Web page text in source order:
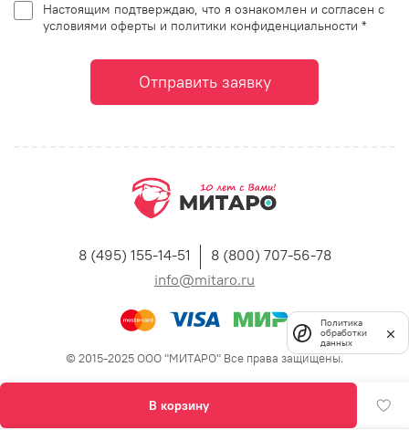
В корзину
Настоящим подтверждаю, что я ознакомлен и согласен с
условиями оферты и политики конфиденциальности *
Отправить заявку
8 (495) 155-14-51
8 (800) 707-56-78
info@mitaro.ru
© 2015-2025 ООО "МИТАРО" Все права защищены.
Политика
обработки
данных